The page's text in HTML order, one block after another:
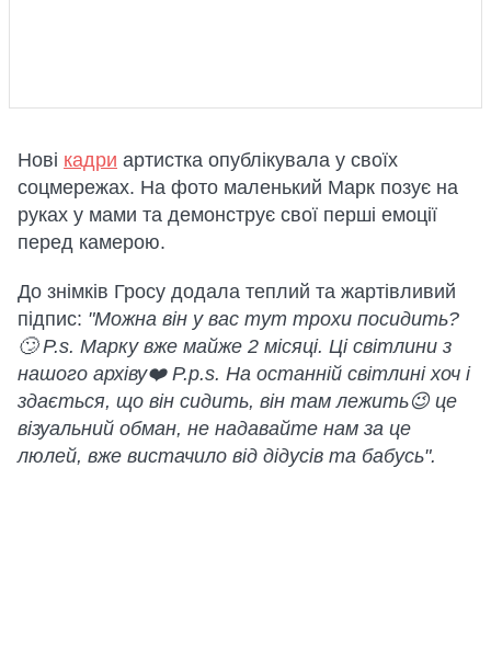
Нові кадри артистка опублікувала у своїх
соцмережах. На фото маленький Марк позує на
руках у мами та демонструє свої перші емоції
перед камерою.
До знімків Гросу додала теплий та жартівливий
підпис: "Можна він у вас тут трохи посидить?
🙄 P.s. Марку вже майже 2 місяці. Ці світлини з
нашого архіву❤️ P.p.s. На останній світлині хоч і
здається, що він сидить, він там лежить😉 це
візуальний обман, не надавайте нам за це
люлей, вже вистачило від дідусів та бабусь".